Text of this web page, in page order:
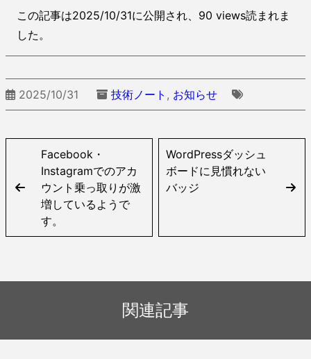
この記事は2025/10/31に公開され、90 views読まれま
した。
2025/10/31 技術ノート , お知らせ
Facebook・
Instagramでのアカ
ウント乗っ取りが激
増しているようで
す。
WordPressダッシュ
ボードに見慣れない
バッジ
関連記事